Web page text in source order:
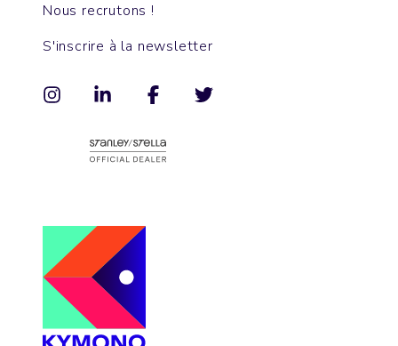
Nous recrutons !
S'inscrire à la newsletter